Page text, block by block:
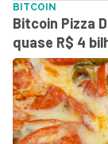
BITCOIN
Bitcoin Pizza
quase R$ 4